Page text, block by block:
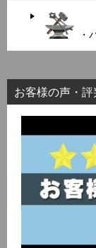
・
お客様の声・評